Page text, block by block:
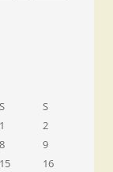
S
S
1
2
8
9
15
16